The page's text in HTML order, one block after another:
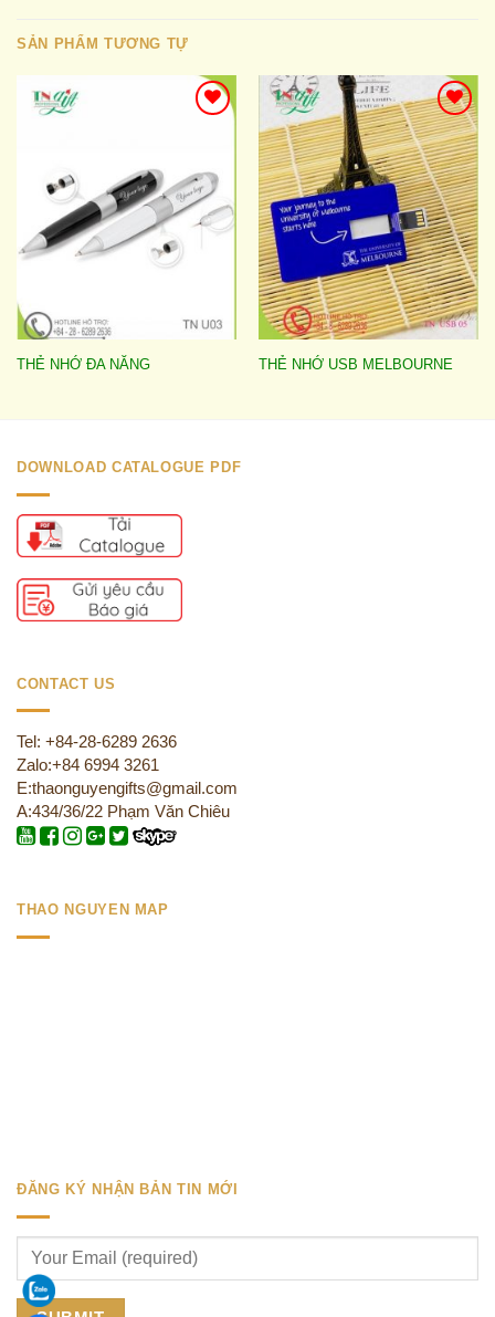
SẢN PHẨM TƯƠNG TỰ
THẺ NHỚ ĐA NĂNG
Add to
wishlist
THẺ NHỚ USB MELBOURNE
DOWNLOAD CATALOGUE PDF
CONTACT US
Tel: +84-28-6289 2636
Zalo:+84 6994 3261
E:thaonguyengifts@gmail.com
A:434/36/22 Phạm Văn Chiêu
THAO NGUYEN MAP
ĐĂNG KÝ NHẬN BẢN TIN MỚI